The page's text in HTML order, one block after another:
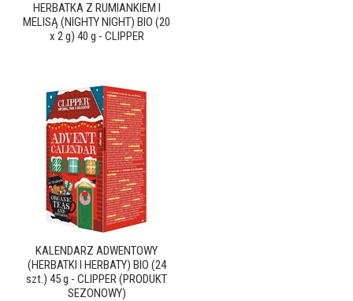
HERBATKA Z RUMIANKIEM I
MELISĄ (NIGHTY NIGHT) BIO (20
x 2 g) 40 g - CLIPPER
KALENDARZ ADWENTOWY
(HERBATKI I HERBATY) BIO (24
szt.) 45 g - CLIPPER (PRODUKT
SEZONOWY)